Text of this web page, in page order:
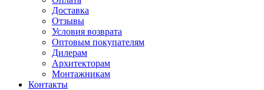
Доставка
Отзывы
Условия возврата
Оптовым покупателям
Дилерам
Архитекторам
Монтажникам
Контакты